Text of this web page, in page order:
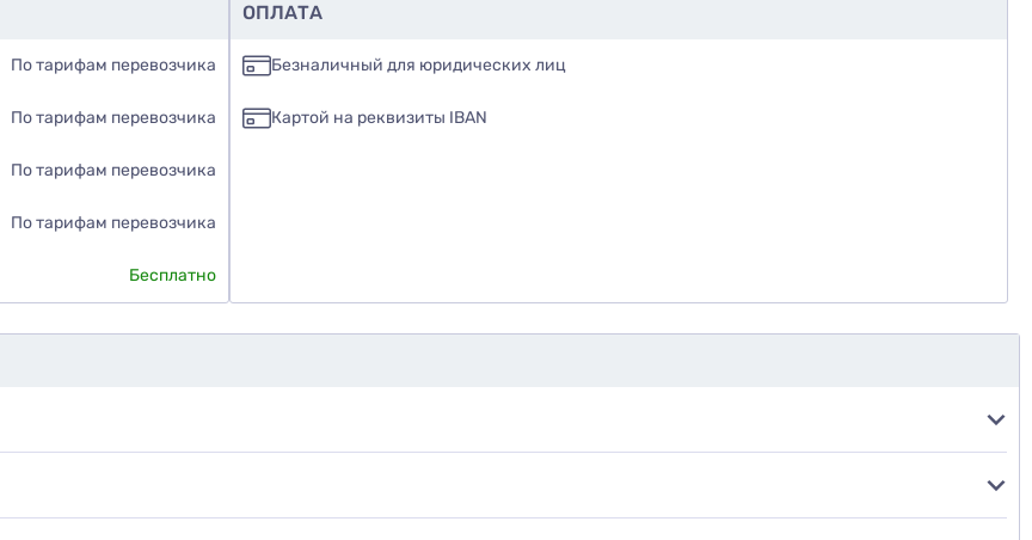
По тарифам перевозчика
По тарифам перевозчика
По тарифам перевозчика
По тарифам перевозчика
Бесплатно
ОПЛАТА
Безналичный для юридических лиц
Картой на реквизиты IBAN